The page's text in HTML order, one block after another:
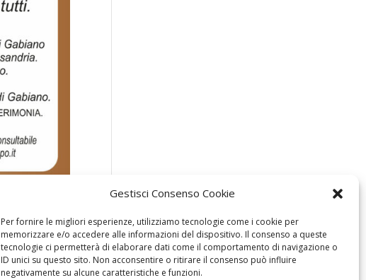
Gestisci Consenso Cookie
Per fornire le migliori esperienze, utilizziamo tecnologie come i cookie per
memorizzare e/o accedere alle informazioni del dispositivo. Il consenso a queste
tecnologie ci permetterà di elaborare dati come il comportamento di navigazione o
ID unici su questo sito. Non acconsentire o ritirare il consenso può influire
negativamente su alcune caratteristiche e funzioni.